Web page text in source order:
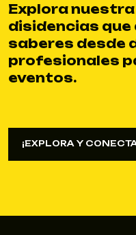
Explora
disidencias
saberes desde
profesionales
eventos.
¡EXPLORA Y